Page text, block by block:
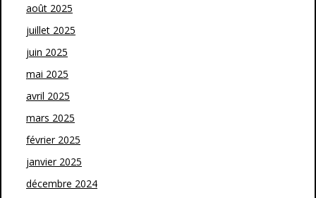
août 2025
juillet 2025
juin 2025
mai 2025
avril 2025
mars 2025
février 2025
janvier 2025
décembre 2024